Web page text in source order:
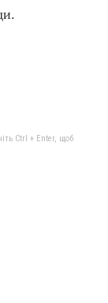
Ctrl + Enter, щоб